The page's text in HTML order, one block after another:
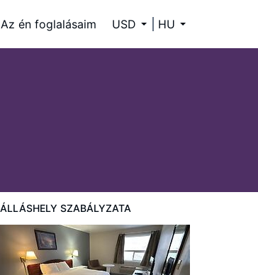
Az én foglalásaim USD HU
SZABÁLYZATA